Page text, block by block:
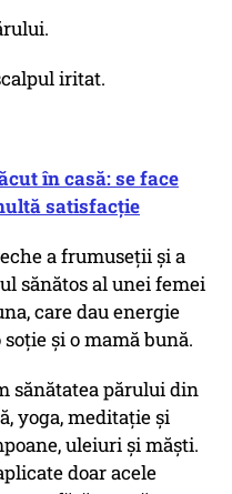
iritat.
în casă: se face
satisfacție
a frumuseții și a
sănătos al unei femei
care dau energie
și o mamă bună.
sănătatea părului din
yoga, meditație și
uleiuri și măști.
doar acele